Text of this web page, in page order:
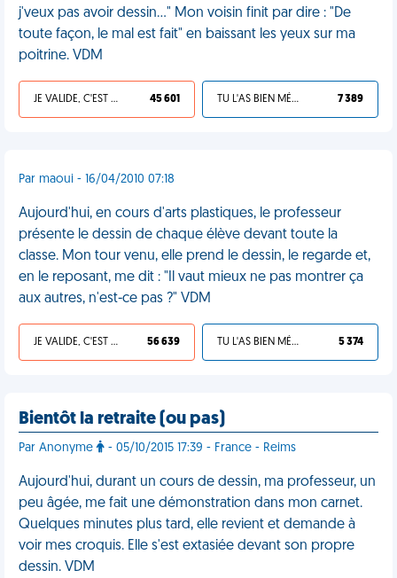
j'veux pas avoir dessin..." Mon voisin finit par dire : "De
toute façon, le mal est fait" en baissant les yeux sur ma
poitrine. VDM
JE VALIDE, C'EST UNE VDM 45 601 TU L'AS BIEN MÉRITÉ 7 389
Par maoui - 16/04/2010 07:18
Aujourd'hui, en cours d'arts plastiques, le professeur
présente le dessin de chaque élève devant toute la
classe. Mon tour venu, elle prend le dessin, le regarde et,
en le reposant, me dit : "Il vaut mieux ne pas montrer ça
aux autres, n'est-ce pas ?" VDM
JE VALIDE, C'EST UNE VDM 56 639 TU L'AS BIEN MÉRITÉ 5 374
Bientôt la retraite (ou pas)
Par Anonyme - 05/10/2015 17:39 - France - Reims
Aujourd'hui, durant un cours de dessin, ma professeur, un
peu âgée, me fait une démonstration dans mon carnet.
Quelques minutes plus tard, elle revient et demande à
voir mes croquis. Elle s'est extasiée devant son propre
dessin. VDM